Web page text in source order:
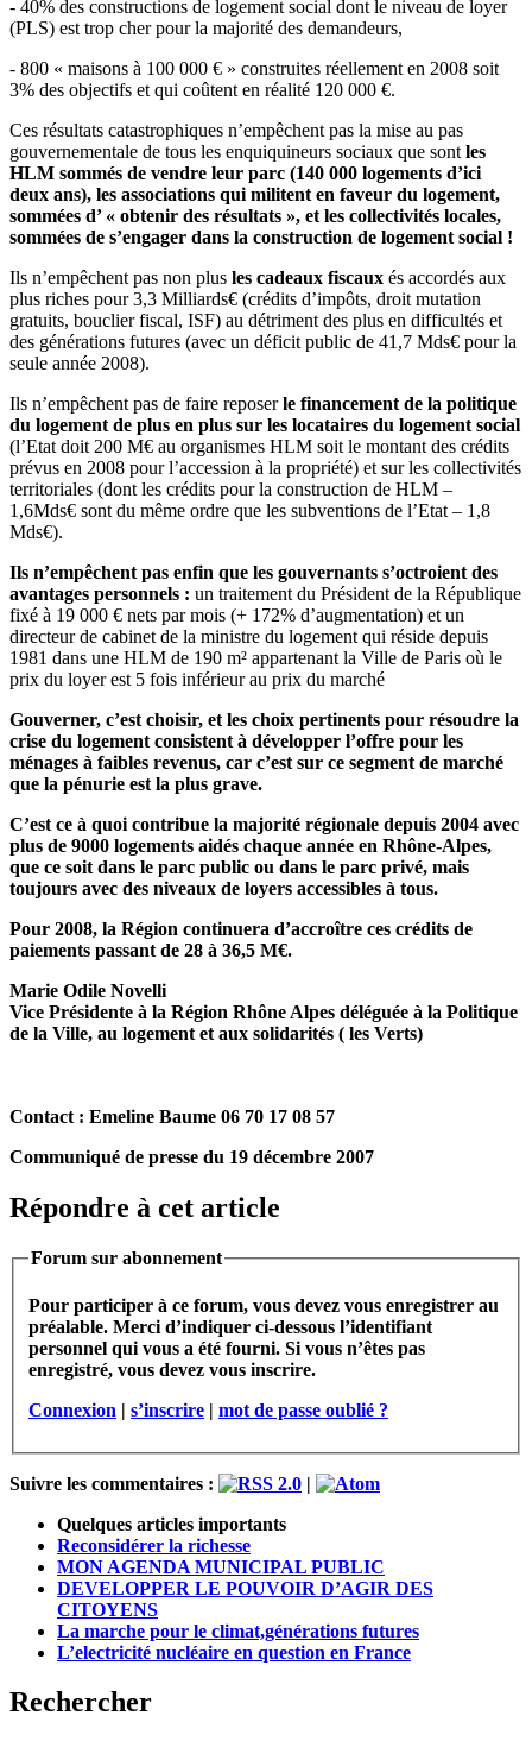
- 40% des constructions de logement social dont le niveau de loyer
(PLS) est trop cher pour la majorité des demandeurs,
- 800 « maisons à 100 000 € » construites réellement en 2008 soit
3% des objectifs et qui coûtent en réalité 120 000 €.
Ces résultats catastrophiques n’empêchent pas la mise au pas
gouvernementale de tous les enquiquineurs sociaux que sont les
HLM sommés de vendre leur parc (140 000 logements d’ici
deux ans), les associations qui militent en faveur du logement,
sommées d’ « obtenir des résultats », et les collectivités locales,
sommées de s’engager dans la construction de logement social !
Ils n’empêchent pas non plus les cadeaux fiscaux és accordés aux
plus riches pour 3,3 Milliards€ (crédits d’impôts, droit mutation
gratuits, bouclier fiscal, ISF) au détriment des plus en difficultés et
des générations futures (avec un déficit public de 41,7 Mds€ pour la
seule année 2008).
Ils n’empêchent pas de faire reposerle financement de la politique
du logement de plus en plus sur les locataires du logement social
(l’Etat doit 200 M€ au organismes HLM soit le montant des crédits
prévus en 2008 pour l’accession à la propriété) et sur les collectivités
territoriales (dont les crédits pour la construction de HLM –
1,6Mds€ sont du même ordre que les subventions de l’Etat – 1,8
Mds€).
Ils n’empêchent pas enfin que les gouvernants s’octroient des
avantages personnels : un traitement du Président de la République
fixé à 19 000 € nets par mois (+ 172% d’augmentation) et un
directeur de cabinet de la ministre du logement qui réside depuis
1981 dans une HLM de 190 m² appartenant la Ville de Paris où le
prix du loyer est 5 fois inférieur au prix du marché
Gouverner, c’est choisir, et les choix pertinents pour résoudre la
crise du logement consistent à développer l’offre pour les
ménages à faibles revenus, car c’est sur ce segment de marché
que la pénurie est la plus grave.
C’est ce à quoi contribue la majorité régionale depuis 2004 avec
plus de 9000 logements aidés chaque année en Rhône-Alpes,
que ce soit dans le parc public ou dans le parc privé, mais
toujours avec des niveaux de loyers accessibles à tous.
Pour 2008, la Région continuera d’accroître ces crédits de
paiements passant de 28 à 36,5 M€.
Marie Odile Novelli
Vice Présidente à la Région Rhône Alpes déléguée à la Politique
de la Ville, au logement et aux solidarités ( les Verts)
Contact : Emeline Baume 06 70 17 08 57
Communiqué de presse du 19 décembre 2007
Répondre à cet article
Forum sur abonnement
Pour participer à ce forum, vous devez vous enregistrer au
préalable. Merci d’indiquer ci-dessous l’identifiant
personnel qui vous a été fourni. Si vous n’êtes pas
enregistré, vous devez vous inscrire.
Connexion | s’inscrire | mot de passe oublié ?
Suivre les commentaires :
|
Quelques articles importants
Reconsidérer la richesse
MON AGENDA MUNICIPAL PUBLIC
DEVELOPPER LE POUVOIR D’AGIR DES
CITOYENS
La marche pour le climat,générations futures
L’electricité nucléaire en question en France
Rechercher